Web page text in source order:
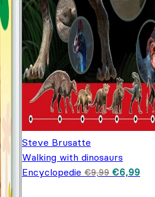
Steve Brusatte
Walking with dinosaurs
Encyclopedie €9,99 prijs
€6,99